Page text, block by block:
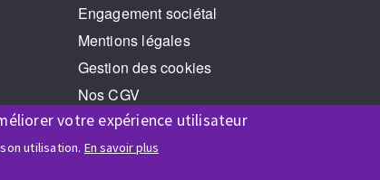
votre expérience utilisateur
utilisation. En savoir plus
Engagement sociétal
Mentions légales
Gestion des cookies
Nos CGV
RGPD
Jeux Concours